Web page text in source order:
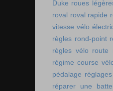
Duke roues
roval roval rapide
vitesse vélo
règles rond-point
règles vélo route
régime course
pédalage
réparer une